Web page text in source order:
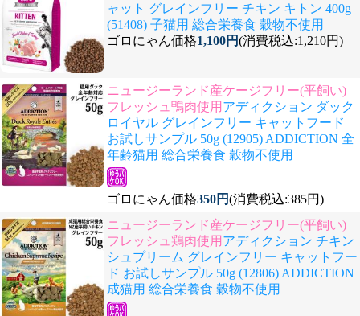
ャット グレインフリー チキン キトン 400g
(51408) 子猫用 総合栄養食 穀物不使用
ゴロにゃん価格1,100円(消費税込:1,210円)
ニュージーランド産ケージフリー(平飼い)
フレッシュ鴨肉使用 アディクション ダック
ロイヤル グレインフリー キャットフード
お試しサンプル 50g (12905) ADDICTION 全
年齢猫用 総合栄養食 穀物不使用
ゴロにゃん価格350円(消費税込:385円)
ニュージーランド産ケージフリー(平飼い)
フレッシュ鶏肉使用 アディクション チキン
シュプリーム グレインフリー キャットフー
ド お試しサンプル 50g (12806) ADDICTION
成猫用 総合栄養食 穀物不使用